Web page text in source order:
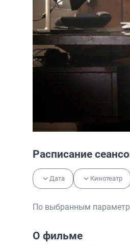
Расписание
Дата Кинотеатр
По выбранным
О фильме